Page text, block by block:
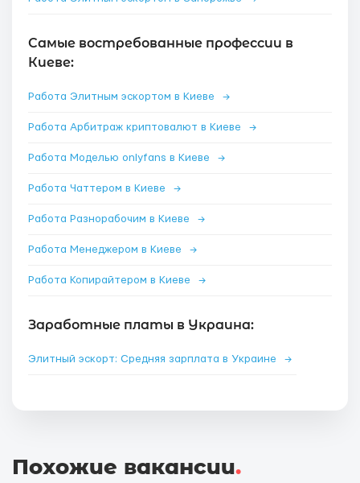
Самые востребованные профессии в
Киеве:
Работа Элитным эскортом в Киеве →
Работа Арбитраж криптовалют в Киеве →
Работа Моделью onlyfans в Киеве →
Работа Чаттером в Киеве →
Работа Разнорабочим в Киеве →
Работа Менеджером в Киеве →
Работа Копирайтером в Киеве →
Заработные платы в Украина:
Элитный эскорт: Средняя зарплата в Украине →
Похожие вакансии.